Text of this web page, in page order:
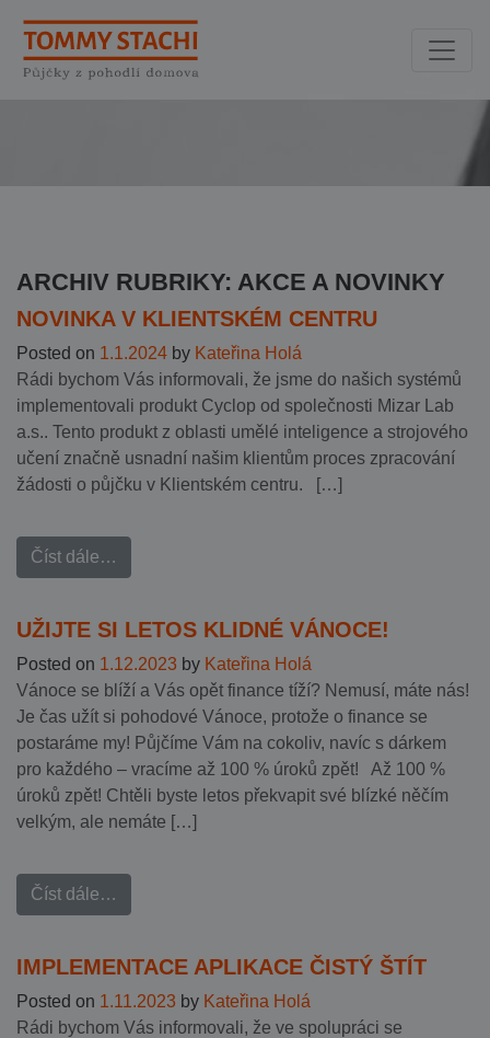
ARCHIV RUBRIKY: AKCE A NOVINKY
NOVINKA V KLIENTSKÉM CENTRU
Posted on 1.1.2024 by Kateřina Holá
Rádi bychom Vás informovali, že jsme do našich systémů
implementovali produkt Cyclop od společnosti Mizar Lab
a.s.. Tento produkt z oblasti umělé inteligence a strojového
učení značně usnadní našim klientům proces zpracování
žádosti o půjčku v Klientském centru. […]
Číst dále…
UŽIJTE SI LETOS KLIDNÉ VÁNOCE!
Posted on 1.12.2023 by Kateřina Holá
Vánoce se blíží a Vás opět finance tíží? Nemusí, máte nás!
Je čas užít si pohodové Vánoce, protože o finance se
postaráme my! Půjčíme Vám na cokoliv, navíc s dárkem
pro každého – vracíme až 100 % úroků zpět! Až 100 %
úroků zpět! Chtěli byste letos překvapit své blízké něčím
velkým, ale nemáte […]
Číst dále…
IMPLEMENTACE APLIKACE ČISTÝ ŠTÍT
Posted on 1.11.2023 by Kateřina Holá
Rádi bychom Vás informovali, že ve spolupráci se